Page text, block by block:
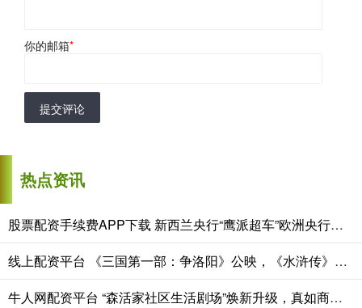
你的邮箱*
提交评论
热点资讯
股票配资手续费APP下载 新西兰央行“鹰派超车”欧洲央行！利差扩大或助力新西兰元兑欧元升至一年高位
线上配资平台 《三国第一部：争洛阳》公映，《水浒传》改编动画电影也在路上了
牛人网配资平台 “森活家社区生活剧场”焕新升级，真如商圈迎新进展